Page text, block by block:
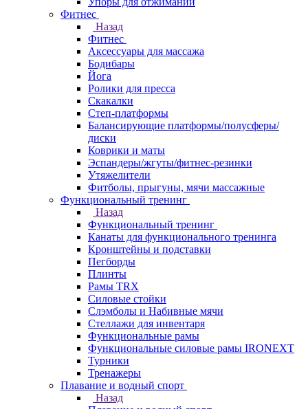
Фитнес
Назад
Фитнес
Аксессуары для массажа
Бодибары
Йога
Ролики для пресса
Скакалки
Степ-платформы
Балансирующие платформы/полусферы/
диски
Коврики и маты
Эспандеры/жгуты/фитнес-резинки
Утяжелители
Фитболы, прыгуны, мячи массажные
Функциональный тренинг
Назад
Функциональный тренинг
Канаты для функционального тренинга
Кронштейны и подставки
Пегборды
Плинты
Рамы TRX
Силовые стойки
Слэмболы и Набивные мячи
Стеллажи для инвентаря
Функциональные рамы
Функциональные силовые рамы IRONEXT
Турники
Тренажеры
Плавание и водный спорт
Назад